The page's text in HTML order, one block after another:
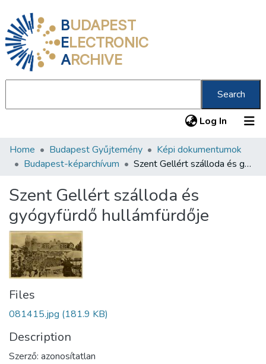
BUDAPEST
ELECTRONIC
ARCHIVE
Search
Log In (current)
Communities & Collections
Statistics
About us
Home Budapest Gyűjtemény
Képi dokumentumok
Budapest-képarchívum
Szent Gellért szálloda és gyógyfürdő hullámfürdője
Szent Gellért szálloda és
gyógyfürdő hullámfürdője
Files
081415.jpg (181.9 KB)
Description
Szerző: azonosítatlan